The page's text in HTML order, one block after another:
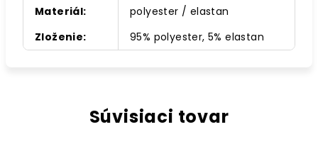
Materiál:
polyester / elastan
Zloženie: 95% polyester, 5% elastan
Súvisiaci tovar